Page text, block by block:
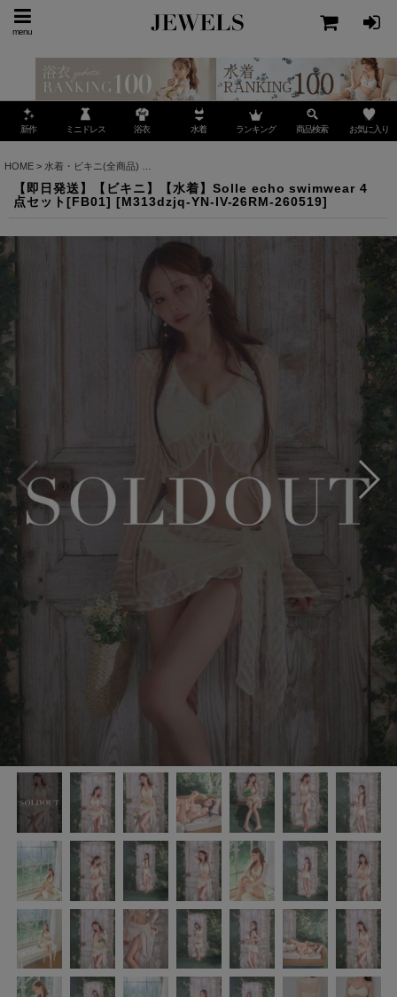
menu
新作 ミニドレス 浴衣 水着 ランキング 商品検索 お気に入り
HOME > 水着・ビキニ(全商品)
【即日発送】【ビキニ】【水着】Solle echo swimwear 4
点セット[FB01] [M313dzjq-YN-IV-26RM-260519]